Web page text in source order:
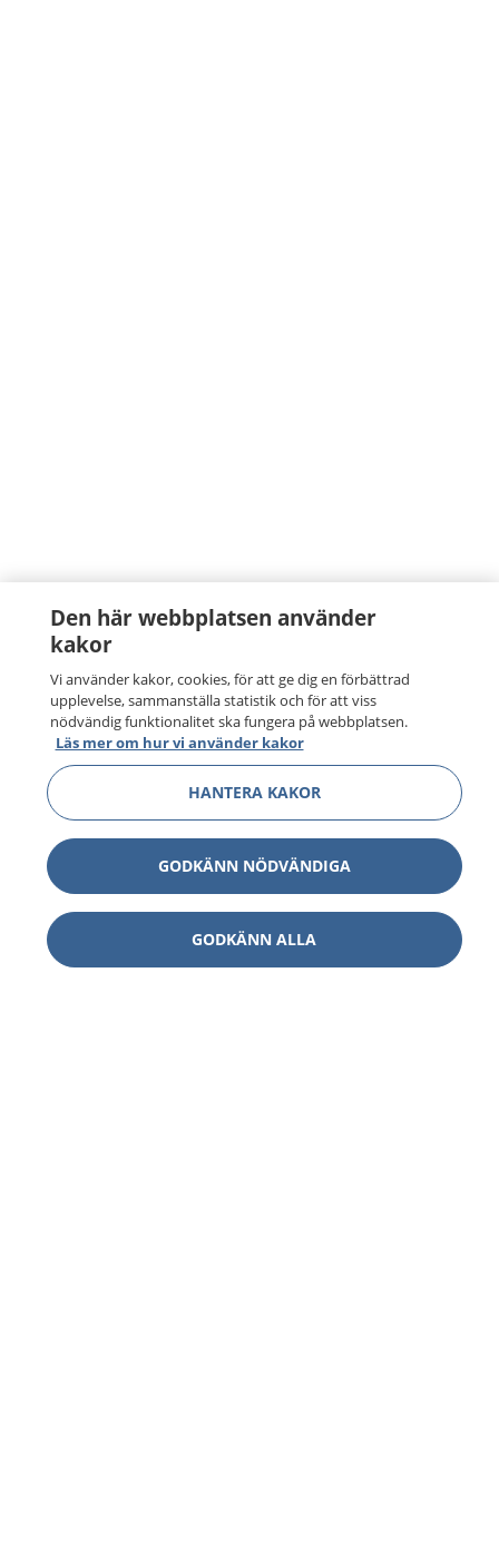
Den här webbplatsen använder
kakor
Vi använder kakor, cookies, för att ge dig en förbättrad
upplevelse, sammanställa statistik och för att viss
nödvändig funktionalitet ska fungera på webbplatsen.
Läs mer om hur vi använder kakor
HANTERA KAKOR
GODKÄNN NÖDVÄNDIGA
GODKÄNN ALLA